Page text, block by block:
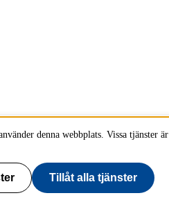
denna webbplats. Vissa tjänster är
Tillåt alla tjänster